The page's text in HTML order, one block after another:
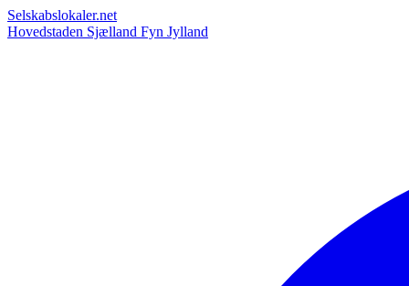
Selskabslokaler.net
Hovedstaden Sjælland Fyn Jylland